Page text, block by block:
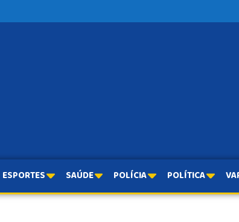
ESPORTES SAÚDE POLÍCIA POLÍTICA